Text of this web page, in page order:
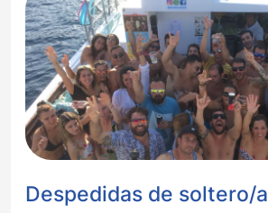
Despedidas de soltero/a